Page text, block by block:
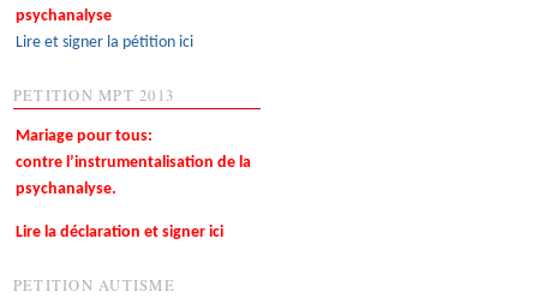
psychanalyse
Lire et signer la pétition ici
PETITION MPT 2013
Mariage pour tous:
contre l’instrumentalisation de la
psychanalyse.
Lire la déclaration et signer ici
PETITION AUTISME